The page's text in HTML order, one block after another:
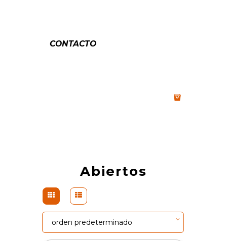
CONTACTO
Abiertos